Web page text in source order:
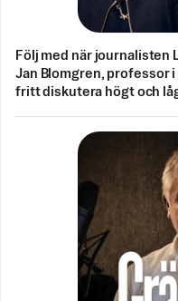
Följ med när journalisten
Jan Blomgren, professor
fritt diskutera högt och